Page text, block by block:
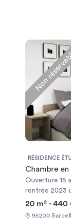
Non
RÉSIDENCE
Chambre
Ouverture 15 août 2023 ! La
rentrée 2023
meublés et
L’ensemble
20 m² - 440
95200